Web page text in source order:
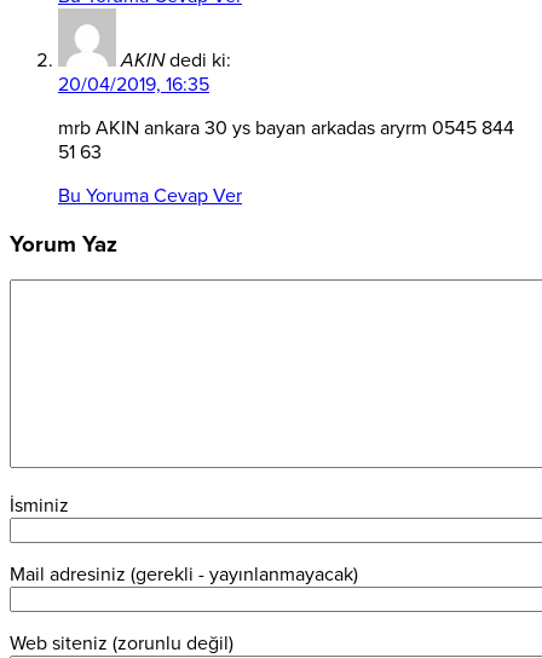
AKIN dedi ki:
20/04/2019, 16:35
mrb AKIN ankara 30 ys bayan arkadas aryrm 0545 844
51 63
Bu Yoruma Cevap Ver
Yorum Yaz
İsminiz
Mail adresiniz (gerekli - yayınlanmayacak)
Web siteniz (zorunlu değil)